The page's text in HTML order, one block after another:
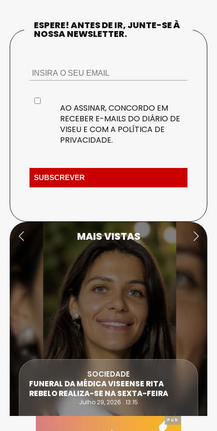
ESPERE! ANTES DE IR, JUNTE-SE À
NOSSA NEWSLETTER.
AO ASSINAR, CONCORDO EM
RECEBER E-MAILS DO DIÁRIO DE
VISEU E COM A POLÍTICA DE
PRIVACIDADE.
MAIS VISTAS
SOCIEDADE
FUNERAL DA MÉDICA VISEENSE RITA
REBELO REALIZA-SE NA SEXTA-FEIRA
Julho 29, 2026 . 13:15
Pub